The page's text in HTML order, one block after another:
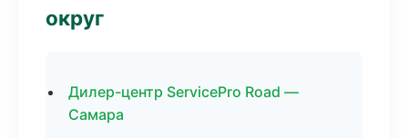
округ
Дилер-центр ServicePro Road —
Самара